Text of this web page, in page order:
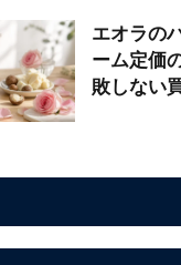
エオラの
ーム定価
敗しない